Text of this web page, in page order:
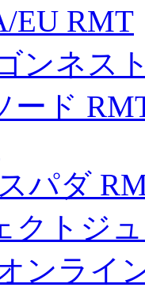
EU RMT
ンネス
ード
パダ
クトジ
ンライ